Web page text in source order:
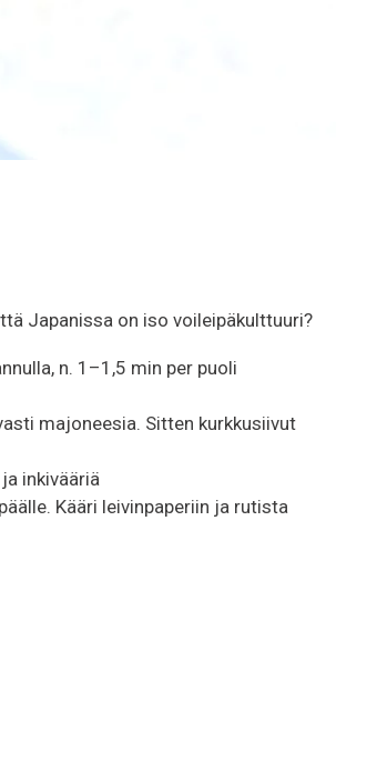
Japanissa on iso voileipäkulttuuri?
n. 1–1,5 min per puoli
majoneesia. Sitten kurkkusiivut
inkivääriä
Kääri leivinpaperiin ja rutista